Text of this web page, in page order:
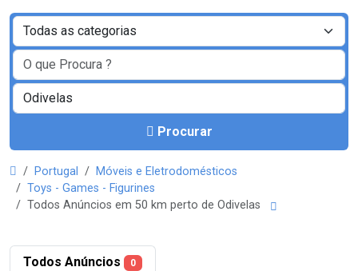
Procurar
Portugal
Móveis e Eletrodomésticos
Toys - Games - Figurines
Todos Anúncios em 50 km perto de Odivelas
Todos Anúncios 0